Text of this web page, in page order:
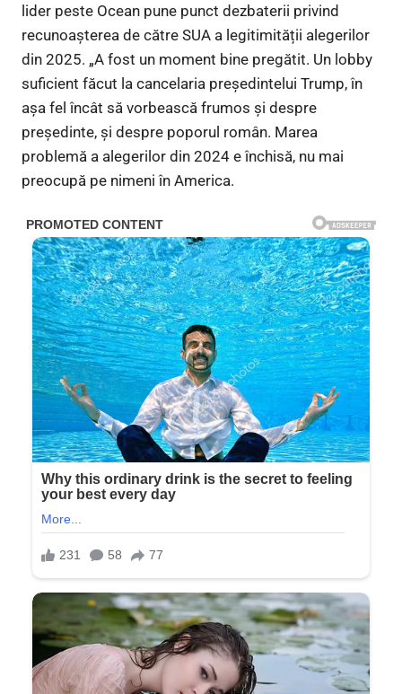
lider peste Ocean pune punct dezbaterii privind
recunoașterea de către SUA a legitimității alegerilor
din 2025. „A fost un moment bine pregătit. Un lobby
suficient făcut la cancelaria președintelui Trump, în
așa fel încât să vorbească frumos și despre
președinte, și despre poporul român. Marea
problemă a alegerilor din 2024 e închisă, nu mai
preocupă pe nimeni în America.